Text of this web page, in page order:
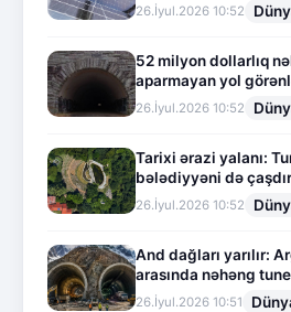
26.İyul.2026 10:52
52 milyon dollarlıq
aparmayan yol
26.İyul.2026 10:52
Tarixi ərazi yalanı:
bələdiyyəni də
26.İyul.2026 10:52
And dağları yarılır:
arasında nəhəng
26.İyul.2026 10:51